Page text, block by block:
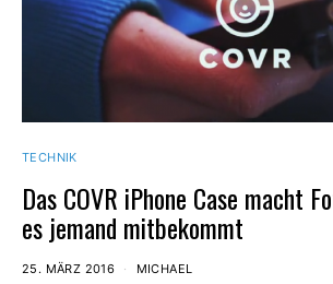
TECHNIK
Das COVR iPhone Case macht
es jemand mitbekommt
25. MÄRZ 2016 MICHAEL